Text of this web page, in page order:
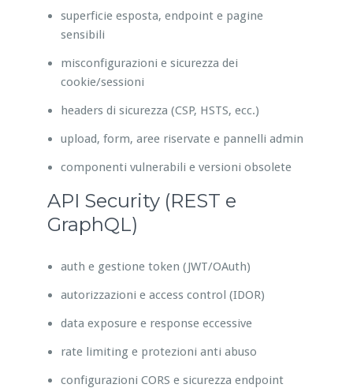
superficie esposta, endpoint e pagine
sensibili
misconfigurazioni e sicurezza dei
cookie/sessioni
headers di sicurezza (CSP, HSTS, ecc.)
upload, form, aree riservate e pannelli admin
componenti vulnerabili e versioni obsolete
API Security (REST e
GraphQL)
auth e gestione token (JWT/OAuth)
autorizzazioni e access control (IDOR)
data exposure e response eccessive
rate limiting e protezioni anti abuso
configurazioni CORS e sicurezza endpoint